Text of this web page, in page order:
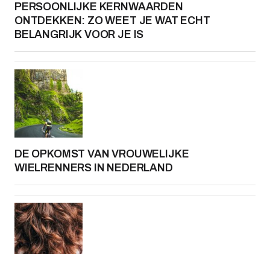
PERSOONLIJKE KERNWAARDEN
ONTDEKKEN: ZO WEET JE WAT ECHT
BELANGRIJK VOOR JE IS
DE OPKOMST VAN VROUWELIJKE
WIELRENNERS IN NEDERLAND